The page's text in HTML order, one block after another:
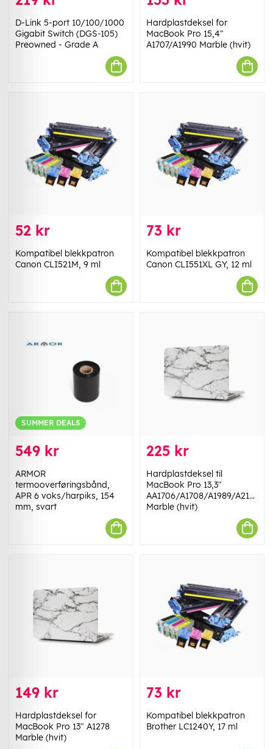
D-Link 5-port 10/100/1000
Gigabit Switch (DGS-105)
Preowned - Grade A
Hardplastdeksel for
MacBook Pro 15,4"
A1707/A1990 Marble (hvit)
52 kr
Kompatibel blekkpatron
Canon CLI521M, 9 ml
73 kr
Kompatibel blekkpatron
Canon CLI551XL GY, 12 ml
SUMMER DEALS
549 kr
ARMOR
termooverføringsbånd,
APR 6 voks/harpiks, 154
mm, svart
225 kr
Hardplastdeksel til
MacBook Pro 13,3"
AA1706/A1708/A1989/A2159/
Marble (hvit)
149 kr
Hardplastdeksel for
MacBook Pro 13" A1278
Marble (hvit)
73 kr
Kompatibel blekkpatron
Brother LC1240Y, 17 ml